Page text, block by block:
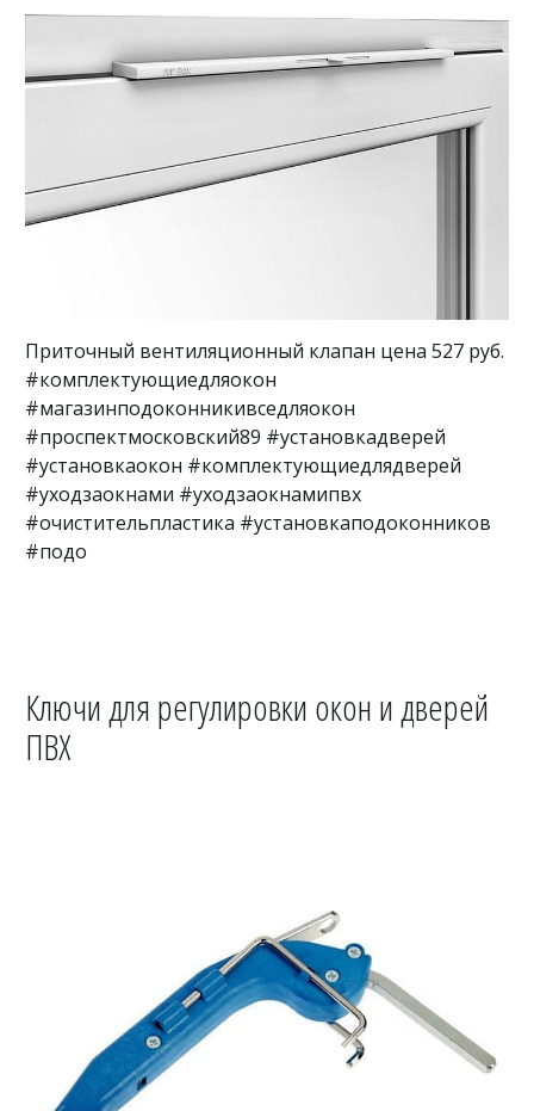
Приточный вентиляционный клапан цена 527 руб.
#комплектующиедляокон
#магазинподоконникивседляокон
#проспектмосковский89 #установкадверей
#установкаокон #комплектующиедлядверей
#уходзаокнами #уходзаокнамипвх
#очистительпластика #установкаподоконников
#подо
Ключи для регулировки окон и дверей
ПВХ